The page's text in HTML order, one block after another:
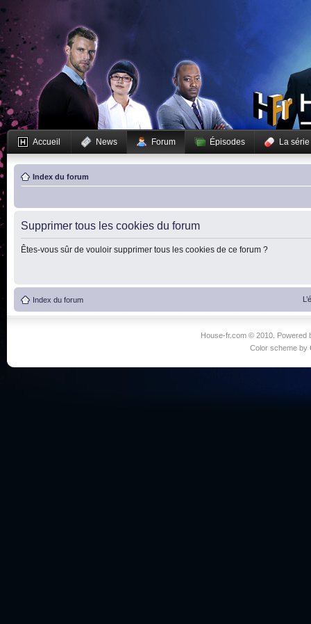
Accueil News Forum Épisodes La série
Index du forum
Supprimer tous les cookies du forum
Êtes-vous sûr de vouloir supprimer tous les cookies de ce forum ?
Index du forum
House-fr.com © 2010. Powered
Color scheme by